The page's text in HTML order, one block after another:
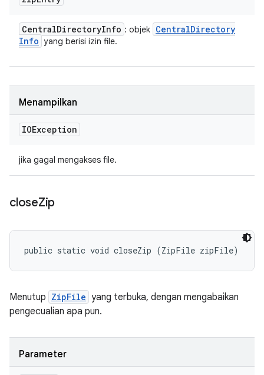
CentralDirectoryInfo : objek CentralDirectory
Info yang berisi izin file.
Menampilkan
IOException
jika gagal mengakses file.
closeZip
public static void closeZip (ZipFile zipFile)
Menutup ZipFile yang terbuka, dengan mengabaikan
pengecualian apa pun.
Parameter